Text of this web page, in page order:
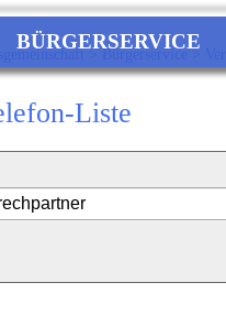
BÜRGERSERVICE
>Bürgerservice>
Liste